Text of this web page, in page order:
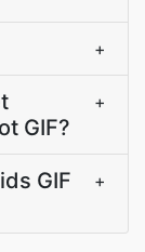
+
GIF?
+
GIF
+